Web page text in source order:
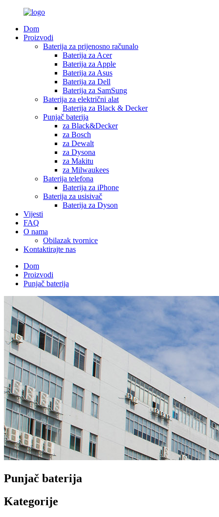
Dom
Proizvodi
Baterija za prijenosno računalo
Baterija za Acer
Baterija za Apple
Baterija za Asus
Baterija za Dell
Baterija za SamSung
Baterija za električni alat
Baterija za Black & Decker
Punjač baterija
za Black&Decker
za Bosch
za Dewalt
za Dysona
za Makitu
za Milwaukees
Baterija telefona
Baterija za iPhone
Baterija za usisivač
Baterija za Dyson
Vijesti
FAQ
O nama
Obilazak tvornice
Kontaktirajte nas
Dom
Proizvodi
Punjač baterija
Punjač baterija
Kategorije